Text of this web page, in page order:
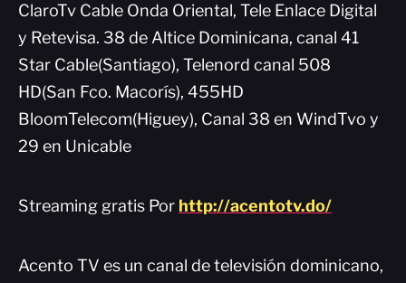
ClaroTv Cable Onda Oriental, Tele Enlace Digital
y Retevisa. 38 de Altice Dominicana, canal 41
Star Cable(Santiago), Telenord canal 508
HD(San Fco. Macorís), 455HD
BloomTelecom(Higuey), Canal 38 en WindTvo y
29 en Unicable
Streaming gratis Por http://acentotv.do/
Acento TV es un canal de televisión dominicano,